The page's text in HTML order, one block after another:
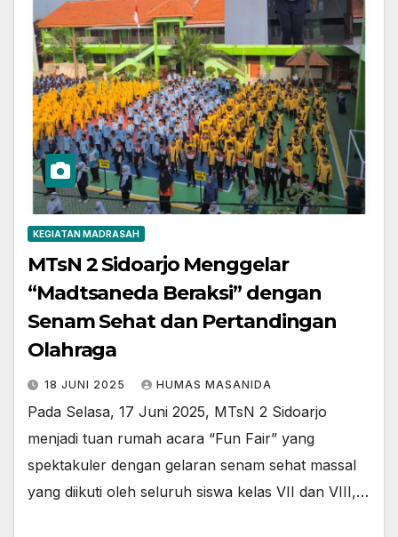
KEGIATAN MADRASAH
MTsN 2 Sidoarjo Menggelar
“Madtsaneda Beraksi” dengan
Senam Sehat dan Pertandingan
Olahraga
18 JUNI 2025 HUMAS MASANIDA
Pada Selasa, 17 Juni 2025, MTsN 2 Sidoarjo
menjadi tuan rumah acara “Fun Fair” yang
spektakuler dengan gelaran senam sehat massal
yang diikuti oleh seluruh siswa kelas VII dan VIII,…